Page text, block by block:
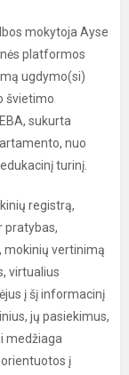
mokytoja Ayse
platformos
ugdymo(si)
švietimo
sukurta
nuo
turinį.
registrą,
pratybas,
mokinių vertinimą
virtualius
į šį informacinį
jų pasiekimus,
medžiaga
į